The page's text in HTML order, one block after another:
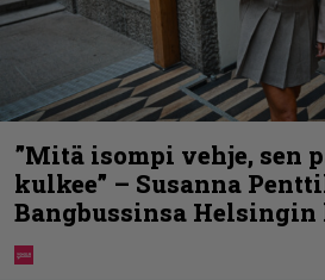
”Mitä isompi vehje, sen
kulkee” – Susanna
Bangbussinsa Helsingin